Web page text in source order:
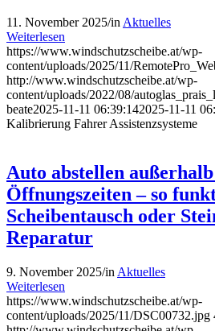
11. November 2025/in Aktuelles
Weiterlesen
https://www.windschutzscheibe.at/wp-
content/uploads/2025/11/
http://www.windschutzscheibe.at/wp-
content/uploads/2022/08/
beate2025-11-11 06:39:142025-11-11
Kalibrierung Fahrer Assistenzsysteme
Auto abstellen
Öffnungszeiten – so
Scheibentausch oder
Reparatur
9. November 2025/in Aktuelles
Weiterlesen
https://www.windschutzscheibe.at/wp-
content/uploads/2025/11/DSC00732.jpg